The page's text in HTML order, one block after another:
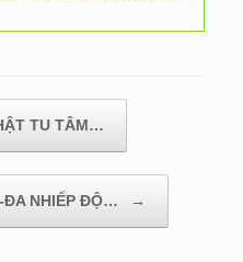
TU TÂM…
ĐA NHIẾP ĐỘ… →